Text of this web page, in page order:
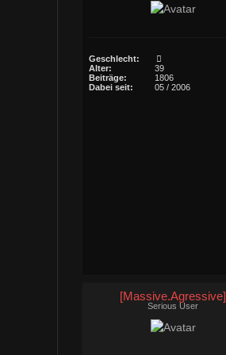
Geschlecht:
Alter:
39
Beiträge:
1806
Dabei seit:
05 / 2006
[Massive.Agressive]
Serious User